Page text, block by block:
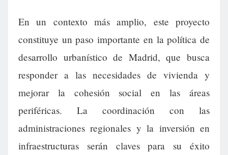
En un contexto más amplio, este proyecto
constituye un paso importante en la política de
desarrollo urbanístico de Madrid, que busca
responder a las necesidades de vivienda y
mejorar la cohesión social en las áreas
periféricas. La coordinación con las
administraciones regionales y la inversión en
infraestructuras serán claves para su éxito